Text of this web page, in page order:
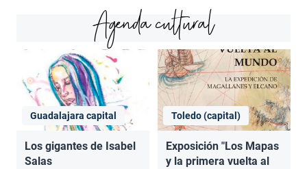
Agenda cultural
Guadalajara capital
Los gigantes de Isabel
Salas
Toledo (capital)
Exposición "Los Mapas
y la primera vuelta al